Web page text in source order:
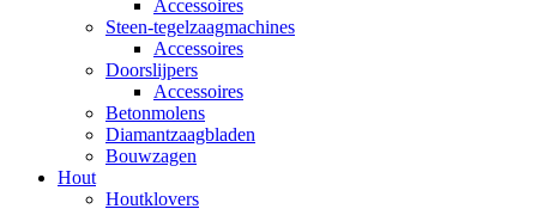
Accessoires
Steen-tegelzaagmachines
Accessoires
Doorslijpers
Accessoires
Betonmolens
Diamantzaagbladen
Bouwzagen
Hout
Houtklovers